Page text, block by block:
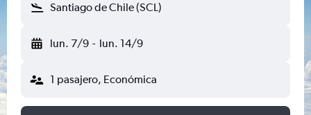
Santiago de Chile (SCL)
lun. 7/9 - lun. 14/9
1 pasajero, Económica